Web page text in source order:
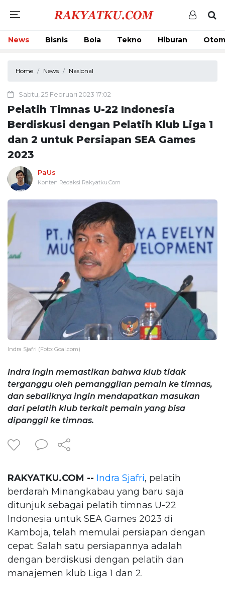
News Bisnis Bola Tekno Hiburan
Home News Nasional
Sabtu, 25 Februari 2023 17:02
Pelatih Timnas U-22 Indonesia
Berdiskusi dengan Pelatih Klub Liga 1
dan 2 untuk Persiapan SEA Games
2023
PaUs
Konten Redaksi Rakyatku.Com
Indra Sjafri (Foto: Goal.com)
Indra ingin memastikan bahwa klub tidak
terganggu oleh pemanggilan pemain ke timnas,
dan sebaliknya ingin mendapatkan masukan
dari pelatih klub terkait pemain yang bisa
dipanggil ke timnas.
RAKYATKU.COM -- Indra Sjafri, pelatih
berdarah Minangkabau yang baru saja
ditunjuk sebagai pelatih timnas U-22
Indonesia untuk SEA Games 2023 di
Kamboja, telah memulai persiapan dengan
cepat. Salah satu persiapannya adalah
dengan berdiskusi dengan pelatih dan
manajemen klub Liga 1 dan 2.